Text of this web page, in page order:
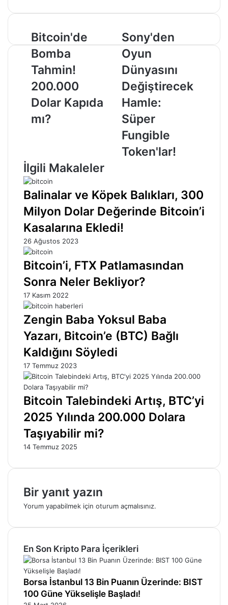
Bitcoin'de
Bomba
Tahmin!
200.000
Dolar
Kapıda
mı?
Bitcoin'de
Bomba
Tahmin!
200.000
Dolar Kapıda
mı?
Sony'den
Oyun
Dünyasını
Değiştirecek
Hamle:
Süper
Fungible
Token'lar!
Sony'den
Oyun
Dünyasını
Değiştirecek
Hamle:
Süper
Fungible
Token'lar!
İlgili Makaleler
Balinalar ve Köpek Balıkları, 300
Milyon Dolar Değerinde Bitcoin’i
Kasalarına Ekledi!
26 Ağustos 2023
Bitcoin’i, FTX Patlamasından
Sonra Neler Bekliyor?
17 Kasım 2022
Zengin Baba Yoksul Baba
Yazarı, Bitcoin’e (BTC) Bağlı
Kaldığını Söyledi
17 Temmuz 2023
Bitcoin Talebindeki Artış, BTC’yi
2025 Yılında 200.000 Dolara
Taşıyabilir mi?
14 Temmuz 2025
Bir yanıt yazın
Yorum yapabilmek için oturum açmalısınız.
En Son Kripto Para İçerikleri
Borsa İstanbul 13 Bin Puanın Üzerinde: BIST
100 Güne Yükselişle Başladı!